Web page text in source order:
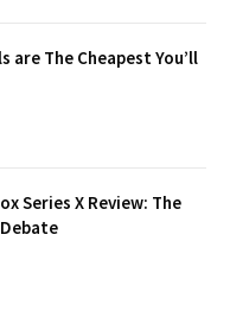
are The Cheapest You’ll
Series X Review: The
Debate